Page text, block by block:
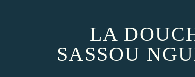
LA
SASSOU